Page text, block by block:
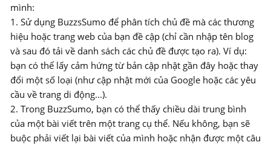
mình:
1. Sử dụng BuzzsSumo để phân tích chủ đề mà các thương
hiệu hoặc trang web của bạn đề cập (chỉ cần nhập tên blog
và sau đó tải về danh sách các chủ đề được tạo ra). Ví dụ:
bạn có thể lấy cảm hứng từ bản cập nhật gần đây hoặc thay
đổi một số loại (như cập nhật mới của Google hoặc các yêu
cầu về trang di động...).
2. Trong BuzzSumo, bạn có thể thấy chiều dài trung bình
của một bài viết trên một trang cụ thể. Nếu không, bạn sẽ
buộc phải viết lại bài viết của mình hoặc nhận được một câu